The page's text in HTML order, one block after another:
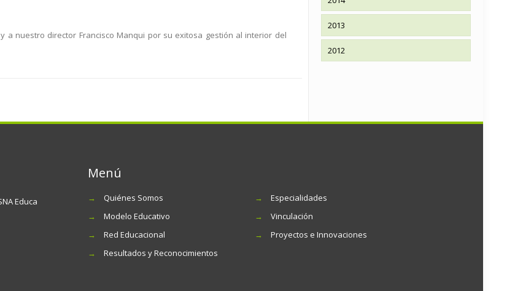
nuestro director Francisco Manqui por su exitosa gestión al interior del
2013
2012
Educa
Menú
→
Quiénes Somos
→
Modelo Educativo
→
Red Educacional
→
Resultados y Reconocimientos
→
Especialidades
→
Vinculación
→
Proyectos e Innovaciones